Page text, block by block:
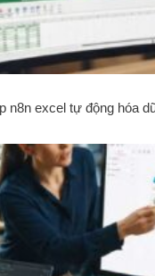
n8n excel tự động hóa